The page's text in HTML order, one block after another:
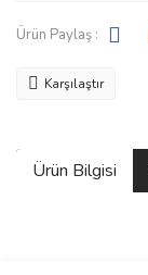
Ürün Paylaş :
Karşılaştır
Ürün Bilgisi